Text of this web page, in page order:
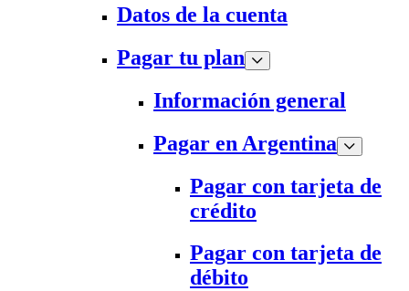
Datos de la cuenta
Pagar tu plan
Información general
Pagar en Argentina
Pagar con tarjeta de
crédito
Pagar con tarjeta de
débito